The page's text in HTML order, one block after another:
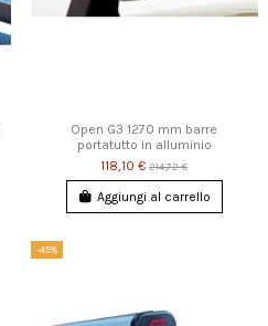
Open G3 1270 mm barre
portatutto in alluminio
118,10 €214,72 €
Aggiungi al carrello
-45%